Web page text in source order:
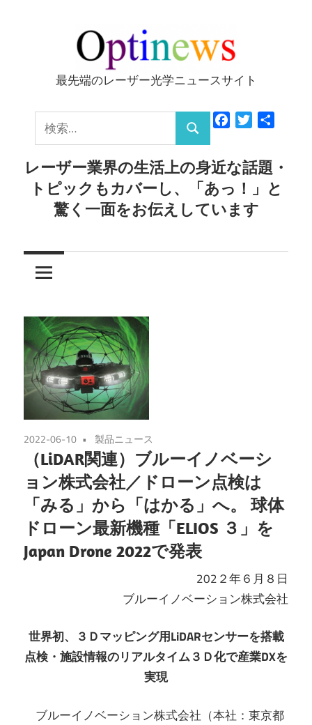
ッ
Optinews
最先端のレーザー光学ニュースサイト
索:
検
索
FacebookTwitter
レーザー業界の生活上の身近な話題・
トピックもカバーし、「あっ！」と
驚く一面をお伝えしています
2022-06-10 製品ニュース
（LiDAR関連）ブルーイノベーシ
ョン株式会社／ドローン点検は
「みる」から「はかる」へ。 球体
ドローン最新機種「ELIOS ３」を
Japan Drone 2022で発表
202２年６月８日
ブルーイノベーション株式会社
世界初、３Ｄマッピング用LiDARセンサーを搭載
点検・施設情報のリアルタイム３Ｄ化で産業DXを
実現
ブルーイノベーション株式会社（本社：東京都